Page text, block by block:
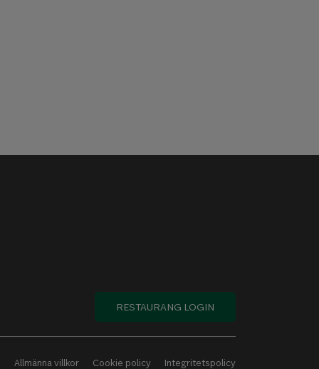
RESTAURANG LOGIN
Allmänna villkor Cookie policy Integritetspolicy